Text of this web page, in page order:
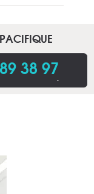
38 97.